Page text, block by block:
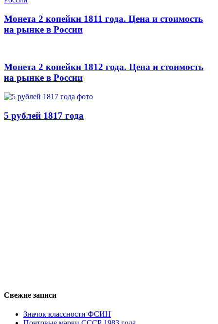
Монета 2 копейки 1811 года. Цена и стоимость
на рынке в России
Монета 2 копейки 1812 года. Цена и стоимость
на рынке в России
5 рублей 1817 года
Свежие записи
Значок классности ФСИН